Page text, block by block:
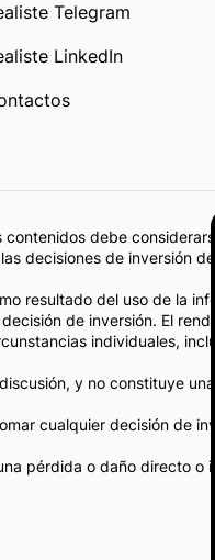
Telegram
LinkedIn
debe
decisiones de inversión
resultado del uso de la
de inversión. El
individuales,
y no constituye
cualquier decisión de
pérdida o daño directo o